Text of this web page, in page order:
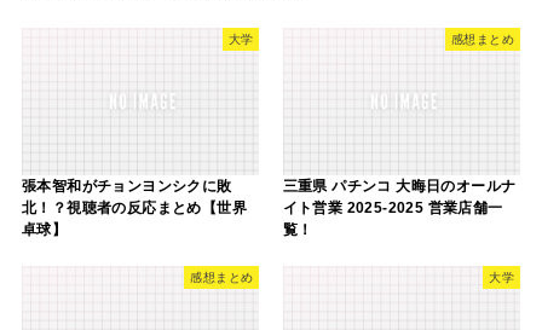
大学
張本智和がチョンヨンシクに敗
北！？視聴者の反応まとめ【世界
卓球】
感想まとめ
三重県 パチンコ 大晦日のオールナ
イト営業 2025-2025 営業店舗一
覧！
感想まとめ 大学